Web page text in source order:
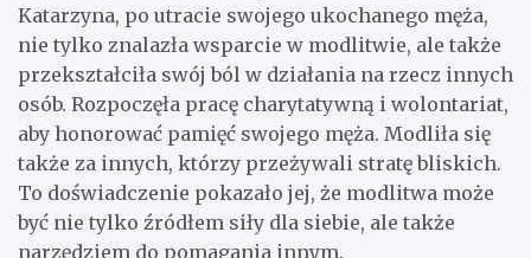
Katarzyna, po utracie swojego ukochanego męża,
nie tylko znalazła wsparcie w modlitwie, ale także
przekształciła swój ból w działania na rzecz innych
osób. Rozpoczęła pracę charytatywną i wolontariat,
aby honorować pamięć swojego męża. Modliła się
także za innych, którzy przeżywali stratę bliskich.
To doświadczenie pokazało jej, że modlitwa może
być nie tylko źródłem siły dla siebie, ale także
narzędziem do pomagania innym.